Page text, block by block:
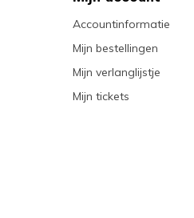
Accountinformatie
Mijn bestellingen
Mijn verlanglijstje
Mijn tickets